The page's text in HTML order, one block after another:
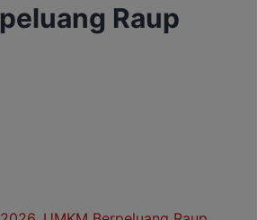
Raup